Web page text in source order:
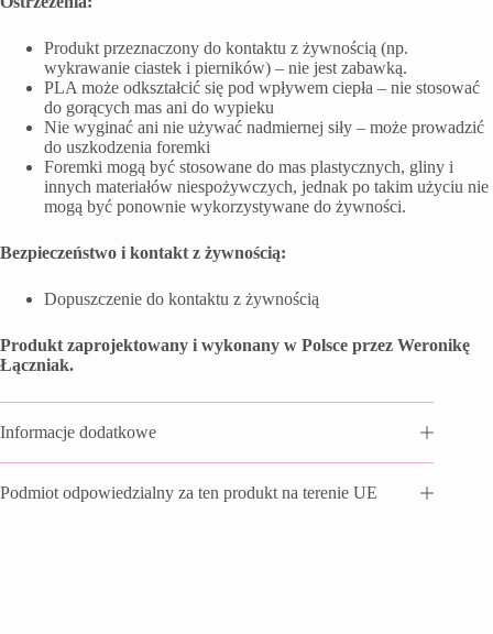
Produkt przeznaczony do kontaktu z żywnością (np.
wykrawanie ciastek i pierników) – nie jest zabawką.
PLA może odkształcić się pod wpływem ciepła – nie stosować
do gorących mas ani do wypieku
Nie wyginać ani nie używać nadmiernej siły – może prowadzić
do uszkodzenia foremki
Foremki mogą być stosowane do mas plastycznych, gliny i
innych materiałów niespożywczych, jednak po takim użyciu nie
mogą być ponownie wykorzystywane do żywności.
Bezpieczeństwo i kontakt z żywnością:
Dopuszczenie do kontaktu z żywnością
Produkt zaprojektowany i wykonany w Polsce przez Weronikę
Łączniak.
Informacje dodatkowe
Podmiot odpowiedzialny za ten produkt na terenie UE